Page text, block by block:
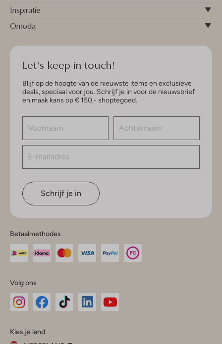
Inspiratie
Omoda
Let's keep in touch!
Blijf op de hoogte van de nieuwste items en exclusieve
deals, speciaal voor jou. Schrijf je in voor de nieuwsbrief
en maak kans op € 150,- shoptegoed.
Schrijf je in
Betaalmethodes
Volg ons
InstagramFacebook
Kies je land